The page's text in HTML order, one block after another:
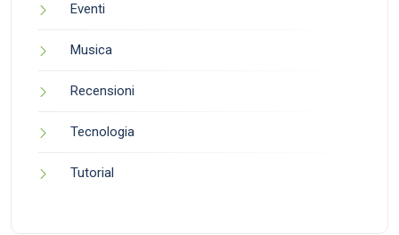
Eventi
Musica
Recensioni
Tecnologia
Tutorial